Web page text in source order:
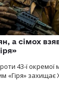
а сімох
43-ї окремої
«Гіря»